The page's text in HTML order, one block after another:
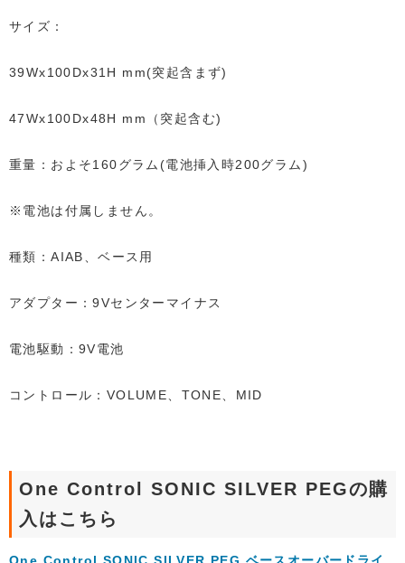
サイズ：
39Wx100Dx31H mm(突起含まず)
47Wx100Dx48H mm（突起含む)
重量：およそ160グラム(電池挿入時200グラム)
※電池は付属しません。
種類：AIAB、ベース用
アダプター：9Vセンターマイナス
電池駆動：9V電池
コントロール：VOLUME、TONE、MID
One Control SONIC SILVER PEGの購
入はこちら